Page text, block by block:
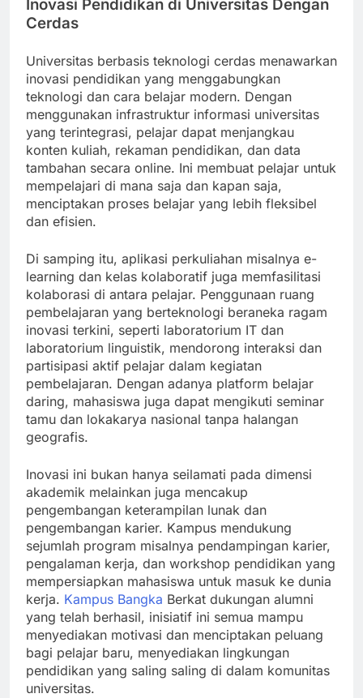
Inovasi Pendidikan di Universitas Dengan
Cerdas
Universitas berbasis teknologi cerdas menawarkan
inovasi pendidikan yang menggabungkan
teknologi dan cara belajar modern. Dengan
menggunakan infrastruktur informasi universitas
yang terintegrasi, pelajar dapat menjangkau
konten kuliah, rekaman pendidikan, dan data
tambahan secara online. Ini membuat pelajar untuk
mempelajari di mana saja dan kapan saja,
menciptakan proses belajar yang lebih fleksibel
dan efisien.
Di samping itu, aplikasi perkuliahan misalnya e-
learning dan kelas kolaboratif juga memfasilitasi
kolaborasi di antara pelajar. Penggunaan ruang
pembelajaran yang berteknologi beraneka ragam
inovasi terkini, seperti laboratorium IT dan
laboratorium linguistik, mendorong interaksi dan
partisipasi aktif pelajar dalam kegiatan
pembelajaran. Dengan adanya platform belajar
daring, mahasiswa juga dapat mengikuti seminar
tamu dan lokakarya nasional tanpa halangan
geografis.
Inovasi ini bukan hanya seilamati pada dimensi
akademik melainkan juga mencakup
pengembangan keterampilan lunak dan
pengembangan karier. Kampus mendukung
sejumlah program misalnya pendampingan karier,
pengalaman kerja, dan workshop pendidikan yang
mempersiapkan mahasiswa untuk masuk ke dunia
kerja. Kampus Bangka Berkat dukungan alumni
yang telah berhasil, inisiatif ini semua mampu
menyediakan motivasi dan menciptakan peluang
bagi pelajar baru, menyediakan lingkungan
pendidikan yang saling saling di dalam komunitas
universitas.